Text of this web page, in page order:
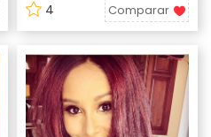
4 Comparar